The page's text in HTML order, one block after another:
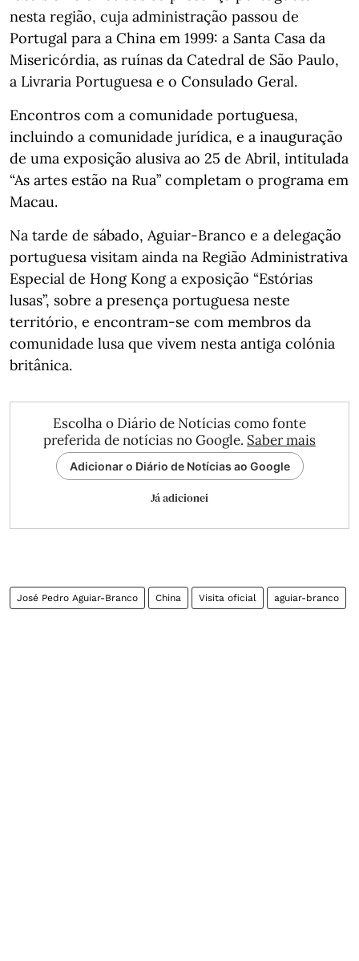
nesta região, cuja administração passou de
Portugal para a China em 1999: a Santa Casa da
Misericórdia, as ruínas da Catedral de São Paulo,
a Livraria Portuguesa e o Consulado Geral.
Encontros com a comunidade portuguesa,
incluindo a comunidade jurídica, e a inauguração
de uma exposição alusiva ao 25 de Abril, intitulada
“As artes estão na Rua” completam o programa em
Macau.
Na tarde de sábado, Aguiar-Branco e a delegação
portuguesa visitam ainda na Região Administrativa
Especial de Hong Kong a exposição “Estórias
lusas”, sobre a presença portuguesa neste
território, e encontram-se com membros da
comunidade lusa que vivem nesta antiga colónia
britânica.
Escolha o Diário de Notícias como fonte
preferida de notícias no Google. Saber mais
Adicionar o Diário de Notícias ao Google
Já adicionei
José Pedro Aguiar-Branco China Visita oficial aguiar-branco